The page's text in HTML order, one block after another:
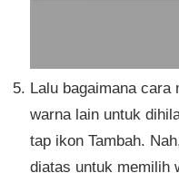
Lalu bagaimana cara
warna lain untuk
tap ikon Tambah.
diatas untuk memilih